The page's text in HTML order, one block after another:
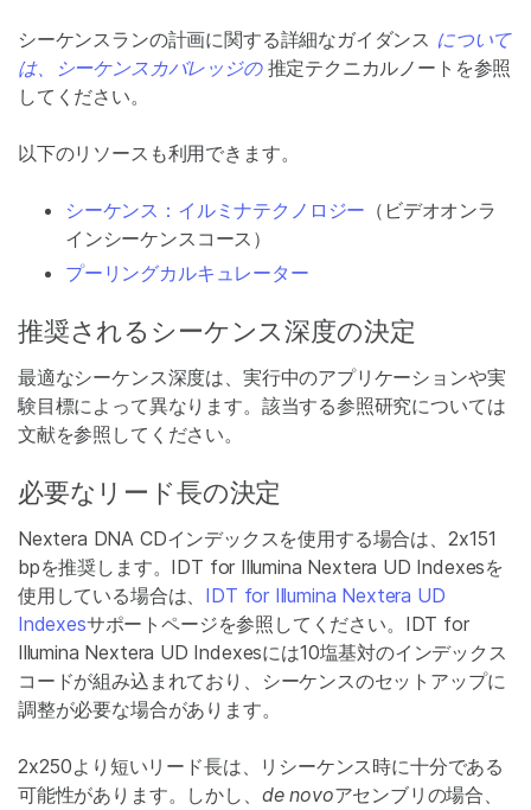
シーケンスランの計画に関する詳細なガイダンス について
は、シーケンスカバレッジの推定テクニカルノートを参照
してください。
以下のリソースも利用できます。
シーケンス：イルミナテクノロジー （ビデオオンラ
インシーケンスコース）
プーリングカルキュレーター
推奨されるシーケンス深度の決定
最適なシーケンス深度は、実行中のアプリケーションや実
験目標によって異なります。該当する参照研究については
文献を参照してください。
必要なリード長の決定
Nextera DNA CDインデックスを使用する場合は、2x151
bpを推奨します。IDT for Illumina Nextera UD Indexesを
使用している場合は、 IDT for Illumina Nextera UD
Indexesサポートページを参照してください。IDT for
Illumina Nextera UD Indexesには10塩基対のインデックス
コードが組み込まれており、シーケンスのセットアップに
調整が必要な場合があります。
2x250より短いリード長は、リシーケンス時に十分である
可能性があります。しかし、 de novoアセンブリの場合、